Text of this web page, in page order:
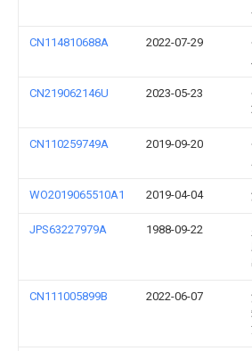
CN114810688A 2022-07-29
CN219062146U 2023-05-23
CN110259749A 2019-09-20
WO2019065510A1 2019-04-04
JPS63227979A 1988-09-22
CN111005899B 2022-06-07